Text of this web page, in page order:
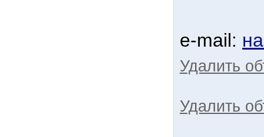
e-mail:
Удалить
Удалить